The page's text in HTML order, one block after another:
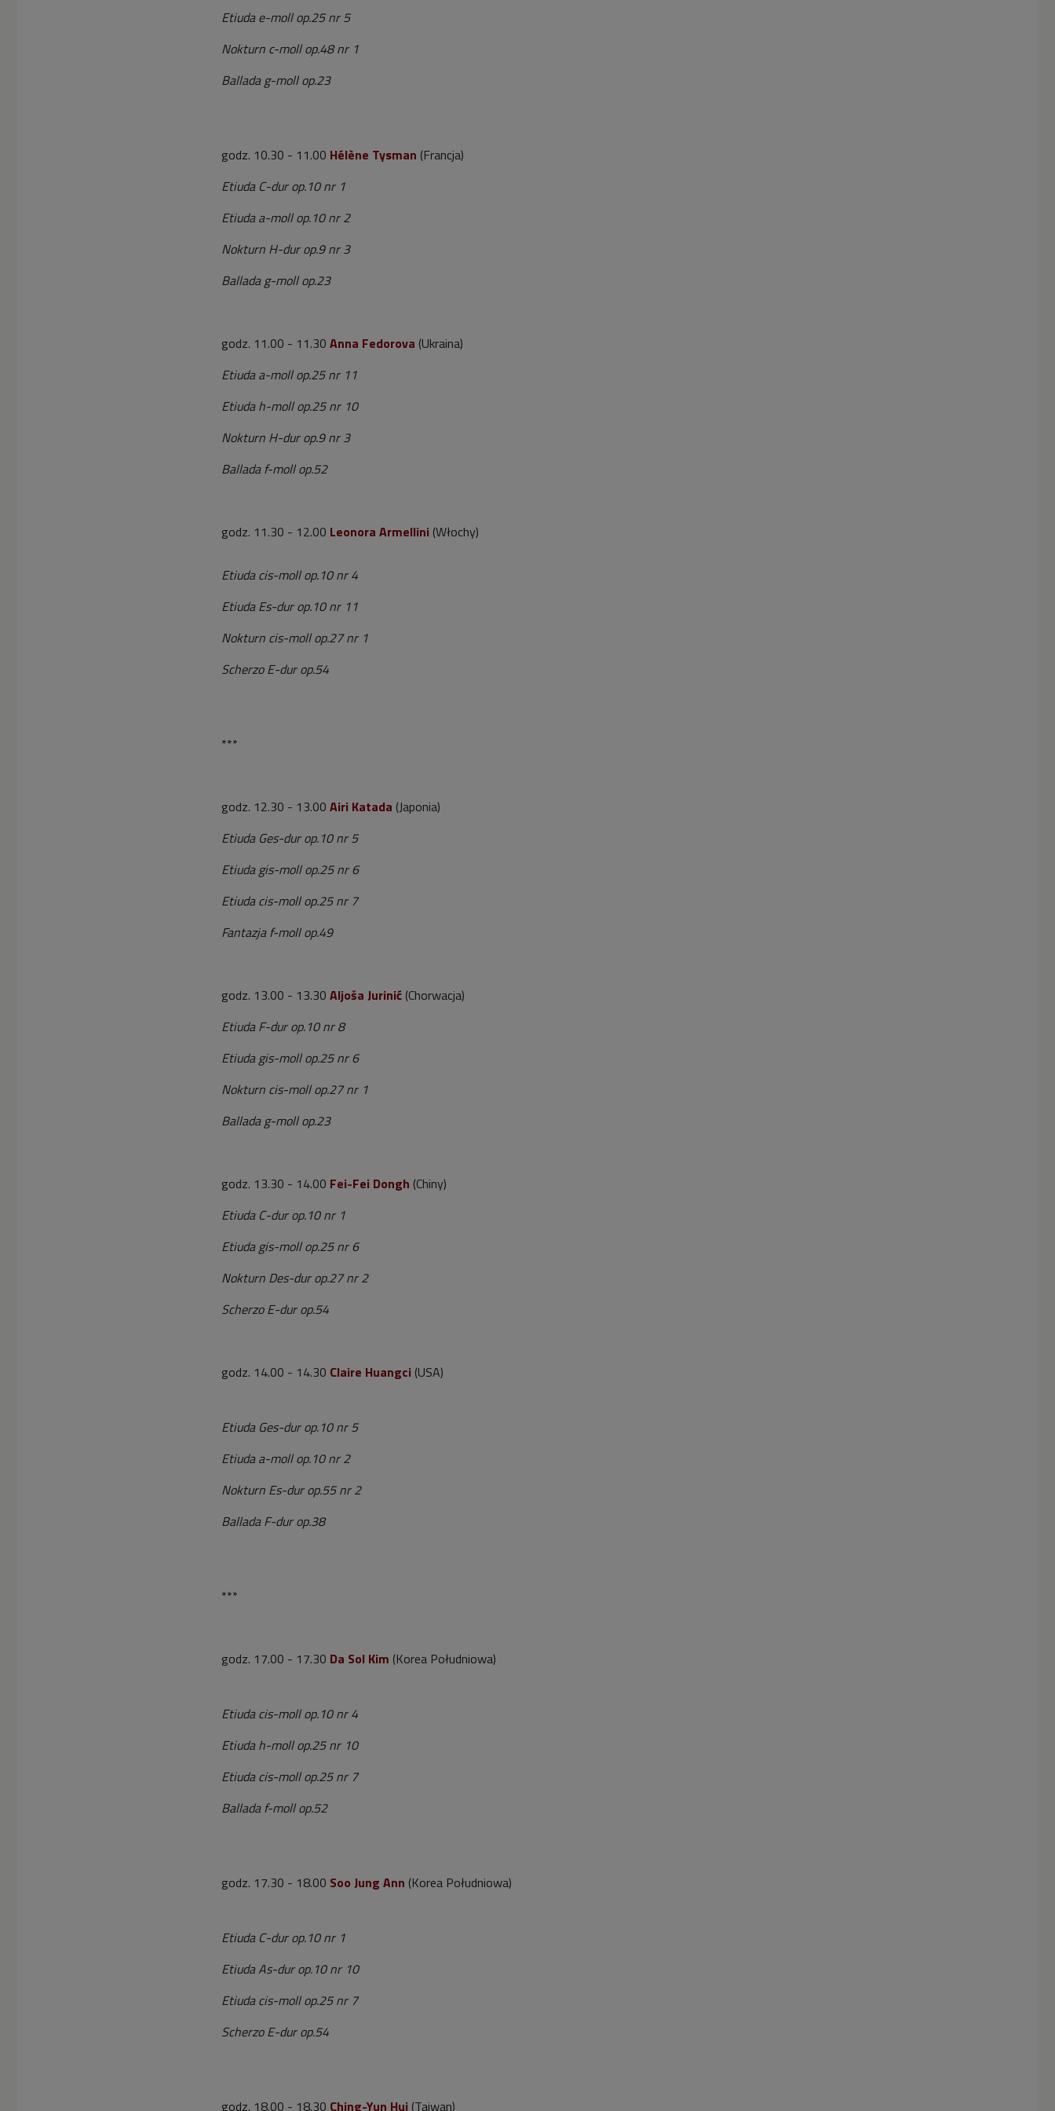
Etiuda e-moll op.25 nr 5
Nokturn c-moll op.48 nr 1
Ballada g-moll op.23
godz. 10.30 - 11.00 Hélène Tysman (Francja)
Etiuda C-dur op.10 nr 1
Etiuda a-moll op.10 nr 2
Nokturn H-dur op.9 nr 3
Ballada g-moll op.23
godz. 11.00 - 11.30 Anna Fedorova (Ukraina)
Etiuda a-moll op.25 nr 11
Etiuda h-moll op.25 nr 10
Nokturn H-dur op.9 nr 3
Ballada f-moll op.52
godz. 11.30 - 12.00 Leonora Armellini (Włochy)
Etiuda cis-moll op.10 nr 4
Etiuda Es-dur op.10 nr 11
Nokturn cis-moll op.27 nr 1
Scherzo E-dur op.54
***
godz. 12.30 - 13.00 Airi Katada (Japonia)
Etiuda Ges-dur op.10 nr 5
Etiuda gis-moll op.25 nr 6
Etiuda cis-moll op.25 nr 7
Fantazja f-moll op.49
godz. 13.00 - 13.30 Aljoša Jurinić (Chorwacja)
Etiuda F-dur op.10 nr 8
Etiuda gis-moll op.25 nr 6
Nokturn cis-moll op.27 nr 1
Ballada g-moll op.23
godz. 13.30 - 14.00 Fei-Fei Dongh (Chiny)
Etiuda C-dur op.10 nr 1
Etiuda gis-moll op.25 nr 6
Nokturn Des-dur op.27 nr 2
Scherzo E-dur op.54
godz. 14.00 - 14.30 Claire Huangci (USA)
Etiuda Ges-dur op.10 nr 5
Etiuda a-moll op.10 nr 2
Nokturn Es-dur op.55 nr 2
Ballada F-dur op.38
***
godz. 17.00 - 17.30 Da Sol Kim (Korea Południowa)
Etiuda cis-moll op.10 nr 4
Etiuda h-moll op.25 nr 10
Etiuda cis-moll op.25 nr 7
Ballada f-moll op.52
godz. 17.30 - 18.00 Soo Jung Ann (Korea Południowa)
Etiuda C-dur op.10 nr 1
Etiuda As-dur op.10 nr 10
Etiuda cis-moll op.25 nr 7
Scherzo E-dur op.54
godz. 18.00 - 18.30 Ching-Yun Hui (Tajwan)